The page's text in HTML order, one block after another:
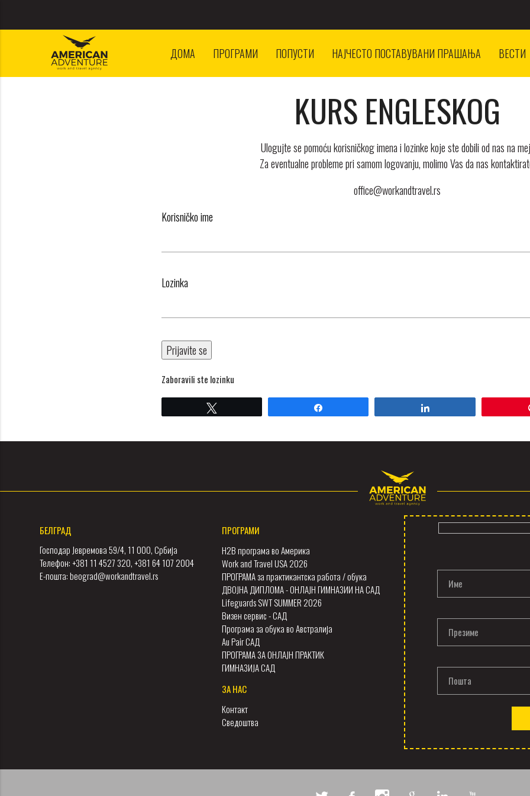
ДОМА ПРОГРАМИ ПОПУСТИ НАЈЧЕСТО ПОСТАВУВАНИ ПРАШАЊА ВЕСТИ
KURS ENGLESKOG
Ulogujte se pomoću korisničkog imena i lozinke koje ste dobili od nas na
Za eventualne probleme pri samom logovanju, molimo Vas da nas
office@workandtravel.rs
Korisničko ime
Lozinka
Zaboravili ste lozinku
БЕЛГРАД
Господар Јевремова 59/4, 11 000, Србија
Телефон: +381 11 4527 320, +381 64 107 2004
Е-пошта: beograd@workandtravel.rs
ПРОГРАМИ
H2B програма во Америка
Work and Travel USA 2026
ПРОГРАМА за практикантска работа / обука
ДВОЈНА ДИПЛОМА - ОНЛАЈН ГИМНАЗИИ НА САД
Lifeguards SWT SUMMER 2026
Визен сервис - САД
Програма за обука во Австралија
Au Pair САД
ПРОГРАМА ЗА ОНЛАЈН ПРАКТИК
ГИМНАЗИЈА САД
ЗА НАС
Контакт
Сведоштва
Име
Презиме
Пошта